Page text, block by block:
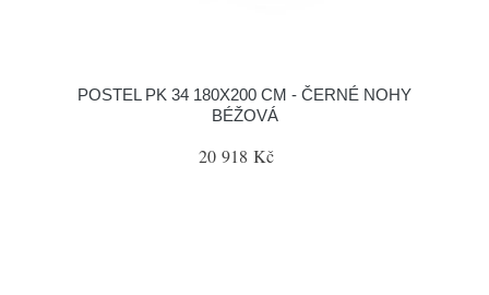
POSTEL PK 34 180X200 CM - ČERNÉ NOHY
BÉŽOVÁ
20 918 Kč